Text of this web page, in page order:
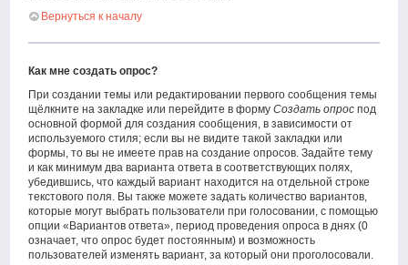
Вернуться к началу
Как мне создать опрос?
При создании темы или редактировании первого сообщения темы
щёлкните на закладке или перейдите в формуСоздать опрос под
основной формой для создания сообщения, в зависимости от
используемого стиля; если вы не видите такой закладки или
формы, то вы не имеете прав на создание опросов. Задайте тему
и как минимум два варианта ответа в соответствующих полях,
убедившись, что каждый вариант находится на отдельной строке
текстового поля. Вы также можете задать количество вариантов,
которые могут выбрать пользователи при голосовании, с помощью
опции «Вариантов ответа», период проведения опроса в днях (0
означает, что опрос будет постоянным) и возможность
пользователей изменять вариант, за который они проголосовали.